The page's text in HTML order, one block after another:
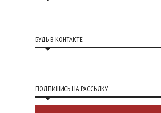
БУДЬ В КОНТАКТЕ
ПОДПИШИСЬ НА РАССЫЛКУ